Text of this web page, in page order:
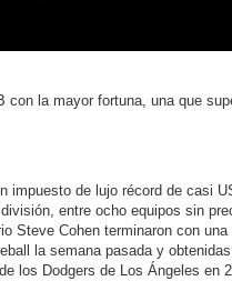
con la mayor fortuna, una que
impuesto de lujo récord de casi
entre ocho equipos sin
Steve Cohen terminaron con
la semana pasada y
los Dodgers de Los Ángeles en